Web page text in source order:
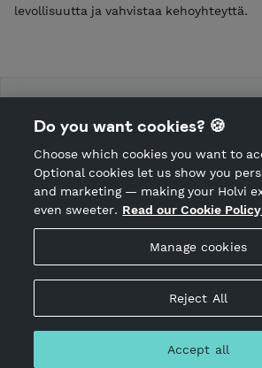
levollisuutta ja vahvistaa kehoyhteyttä.
Hosted by Holvi
Holvi Payment Services Ltd is regulated by
© 2026 Holvi Payment Services Ltd.
CANCEL ORDER
Do you want cookies? 🍪
Choose which cookies you want to
Optional cookies let us show you
and marketing — making your Holvi
even sweeter. Read our Cookie
Manage cookies
Reject All
Accept all